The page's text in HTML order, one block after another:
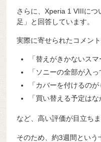
さらに、Xperia 1 VIIIに
足」と回答しています。
実際に寄せられたコメント
「替えがきかないスマ
「ソニーの全部が入っ
「カバーを付けるの
「買い替える予定は
など、高い評価が目立ちま
そのため、約3週間という